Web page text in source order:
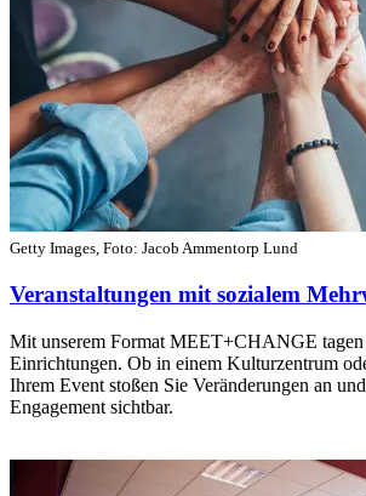
Getty Images, Foto: Jacob Ammentorp Lund
Veranstaltungen mit sozialem
Mit unserem Format MEET+CHANGE tagen
Einrichtungen. Ob in einem Kulturzentrum
Ihrem Event stoßen Sie Veränderungen an
Engagement sichtbar.